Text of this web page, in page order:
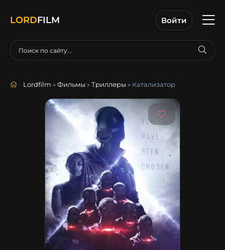
LORDFILM Войти
Lordfilm »Фильмы »Триллеры » Катализатор